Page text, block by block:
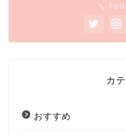
＼
カ
おすすめ